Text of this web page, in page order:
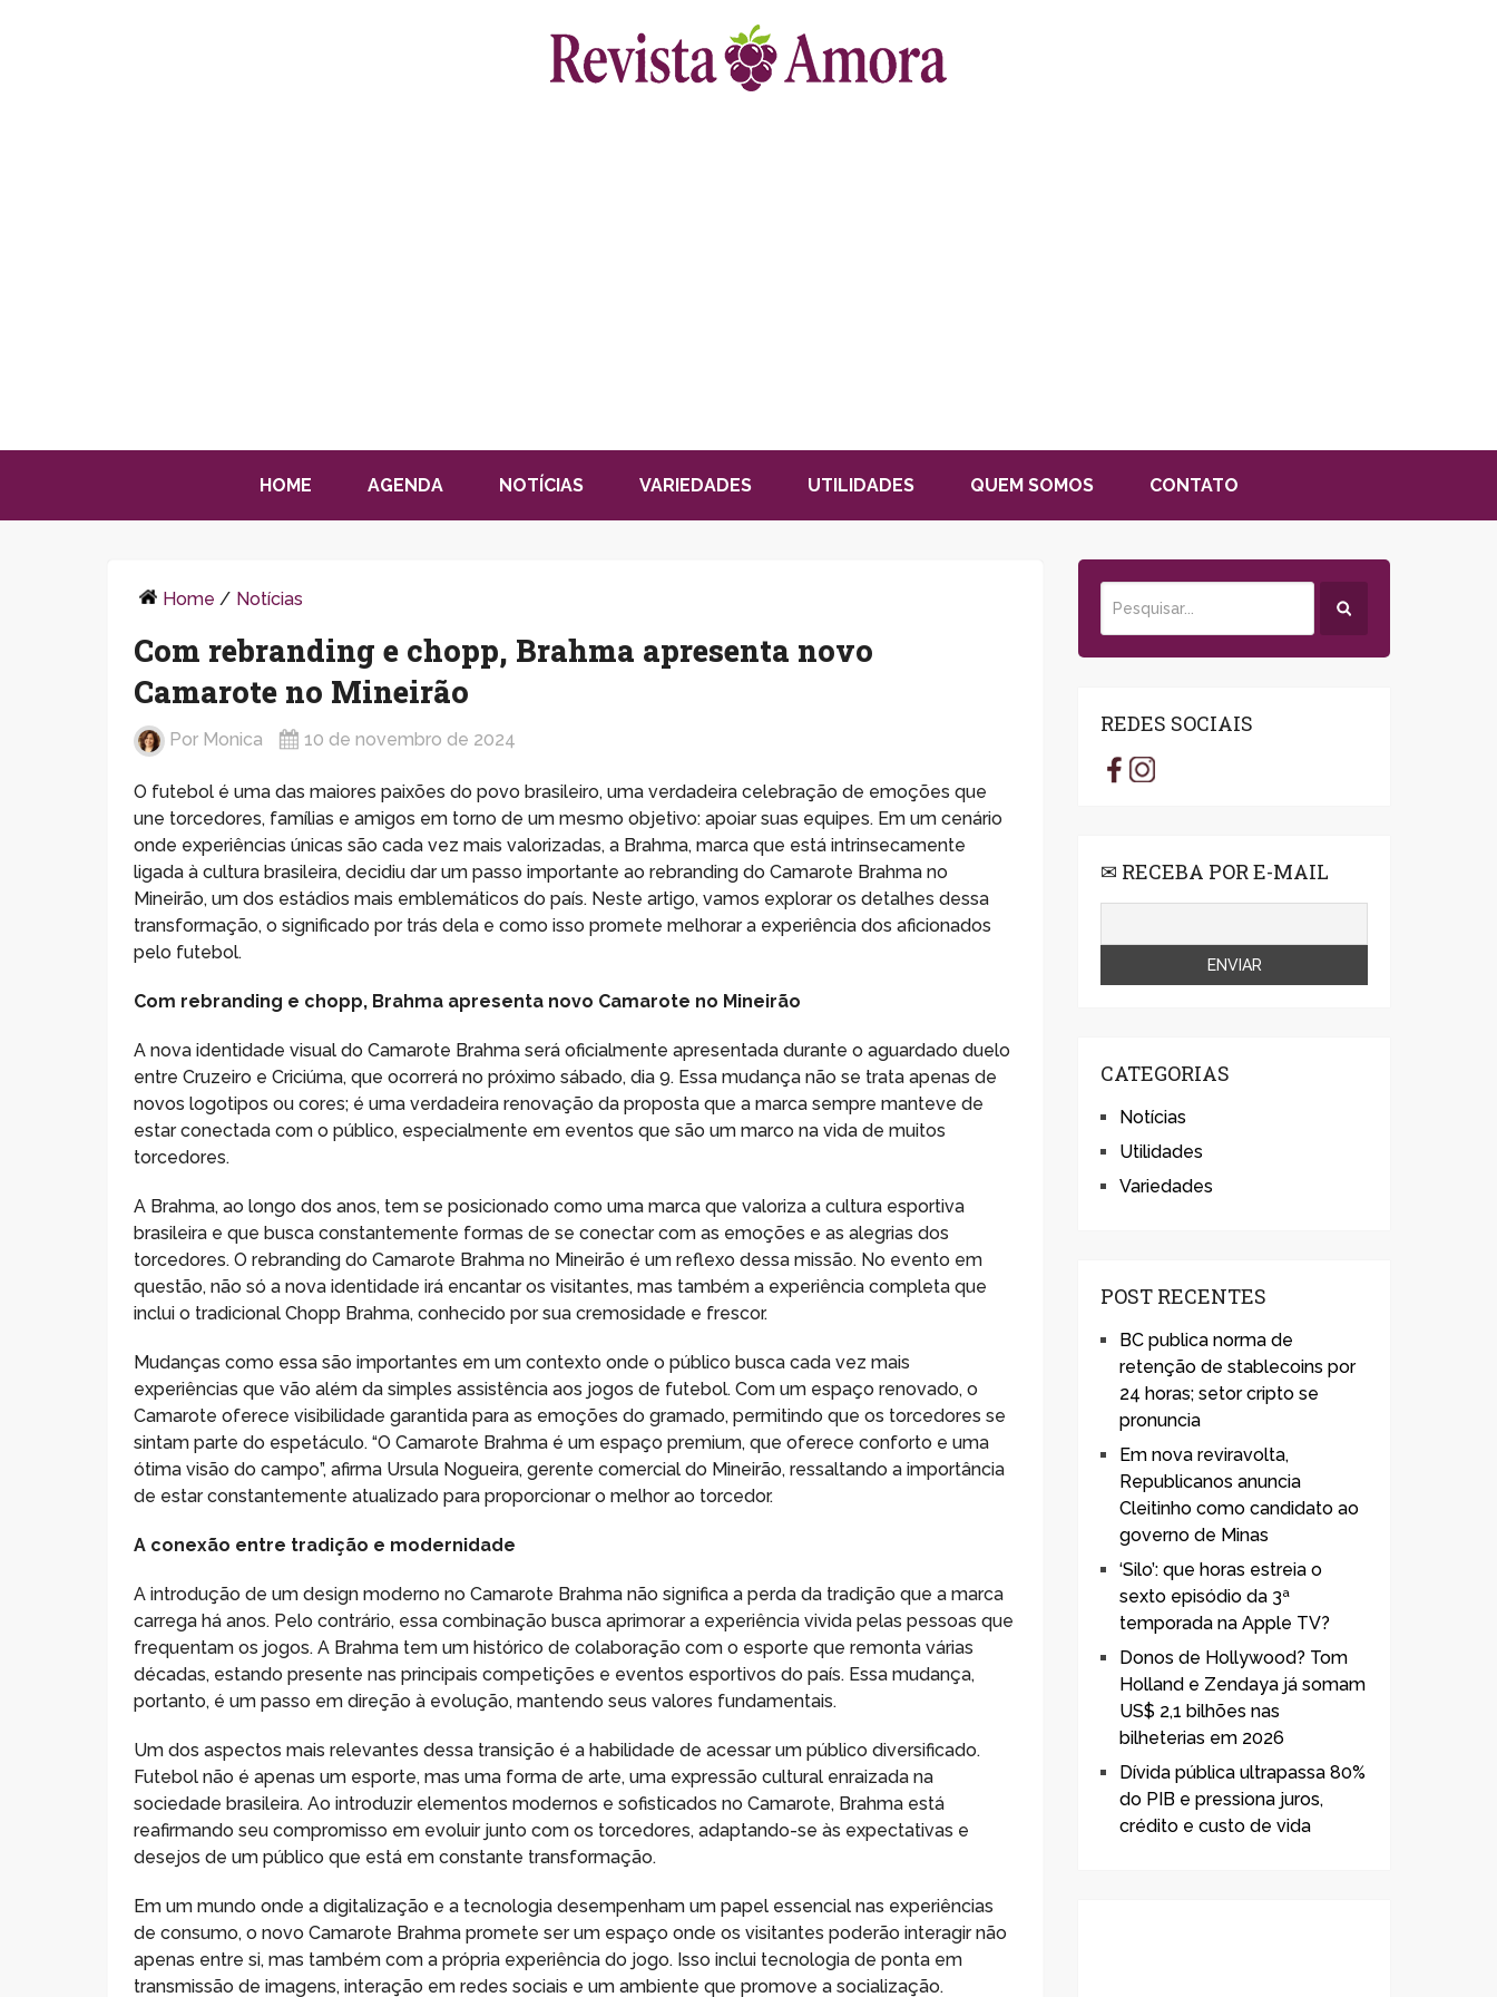
HOME AGENDA NOTÍCIAS VARIEDADES UTILIDADES QUEM SOMOS CONTATO
Home / Notícias
Com rebranding e chopp, Brahma apresenta novo
Camarote no Mineirão
Por Monica 10 de novembro de 2024
O futebol é uma das maiores paixões do povo brasileiro, uma verdadeira celebração de emoções que
une torcedores, famílias e amigos em torno de um mesmo objetivo: apoiar suas equipes. Em um cenário
onde experiências únicas são cada vez mais valorizadas, a Brahma, marca que está intrinsecamente
ligada à cultura brasileira, decidiu dar um passo importante ao rebranding do Camarote Brahma no
Mineirão, um dos estádios mais emblemáticos do país. Neste artigo, vamos explorar os detalhes dessa
transformação, o significado por trás dela e como isso promete melhorar a experiência dos aficionados
pelo futebol.
Com rebranding e chopp, Brahma apresenta novo Camarote no Mineirão
A nova identidade visual do Camarote Brahma será oficialmente apresentada durante o aguardado duelo
entre Cruzeiro e Criciúma, que ocorrerá no próximo sábado, dia 9. Essa mudança não se trata apenas de
novos logotipos ou cores; é uma verdadeira renovação da proposta que a marca sempre manteve de
estar conectada com o público, especialmente em eventos que são um marco na vida de muitos
torcedores.
A Brahma, ao longo dos anos, tem se posicionado como uma marca que valoriza a cultura esportiva
brasileira e que busca constantemente formas de se conectar com as emoções e as alegrias dos
torcedores. O rebranding do Camarote Brahma no Mineirão é um reflexo dessa missão. No evento em
questão, não só a nova identidade irá encantar os visitantes, mas também a experiência completa que
inclui o tradicional Chopp Brahma, conhecido por sua cremosidade e frescor.
Mudanças como essa são importantes em um contexto onde o público busca cada vez mais
experiências que vão além da simples assistência aos jogos de futebol. Com um espaço renovado, o
Camarote oferece visibilidade garantida para as emoções do gramado, permitindo que os torcedores se
sintam parte do espetáculo. “O Camarote Brahma é um espaço premium, que oferece conforto e uma
ótima visão do campo”, afirma Ursula Nogueira, gerente comercial do Mineirão, ressaltando a importância
de estar constantemente atualizado para proporcionar o melhor ao torcedor.
A conexão entre tradição e modernidade
A introdução de um design moderno no Camarote Brahma não significa a perda da tradição que a marca
carrega há anos. Pelo contrário, essa combinação busca aprimorar a experiência vivida pelas pessoas que
frequentam os jogos. A Brahma tem um histórico de colaboração com o esporte que remonta várias
décadas, estando presente nas principais competições e eventos esportivos do país. Essa mudança,
portanto, é um passo em direção à evolução, mantendo seus valores fundamentais.
Um dos aspectos mais relevantes dessa transição é a habilidade de acessar um público diversificado.
Futebol não é apenas um esporte, mas uma forma de arte, uma expressão cultural enraizada na
sociedade brasileira. Ao introduzir elementos modernos e sofisticados no Camarote, Brahma está
reafirmando seu compromisso em evoluir junto com os torcedores, adaptando-se às expectativas e
desejos de um público que está em constante transformação.
Em um mundo onde a digitalização e a tecnologia desempenham um papel essencial nas experiências
de consumo, o novo Camarote Brahma promete ser um espaço onde os visitantes poderão interagir não
apenas entre si, mas também com a própria experiência do jogo. Isso inclui tecnologia de ponta em
transmissão de imagens, interação em redes sociais e um ambiente que promove a socialização.
REDES SOCIAIS
✉ RECEBA POR E-MAIL
CATEGORIAS
Notícias
Utilidades
Variedades
POST RECENTES
BC publica norma de
retenção de stablecoins por
24 horas; setor cripto se
pronuncia
Em nova reviravolta,
Republicanos anuncia
Cleitinho como candidato ao
governo de Minas
‘Silo’: que horas estreia o
sexto episódio da 3ª
temporada na Apple TV?
Donos de Hollywood? Tom
Holland e Zendaya já somam
US$ 2,1 bilhões nas
bilheterias em 2026
Dívida pública ultrapassa 80%
do PIB e pressiona juros,
crédito e custo de vida